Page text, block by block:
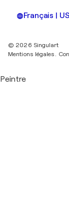
Français |
© 2026 Singulart
Mentions légales.
Peintre